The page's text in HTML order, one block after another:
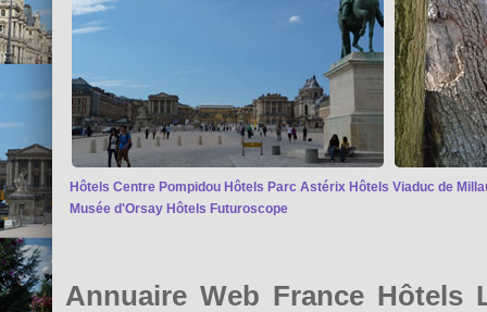
Hôtels Centre Pompidou Hôtels Parc Astérix Hôtels Viaduc de
Musée d'Orsay Hôtels Futuroscope
Annuaire Web France Hôtels